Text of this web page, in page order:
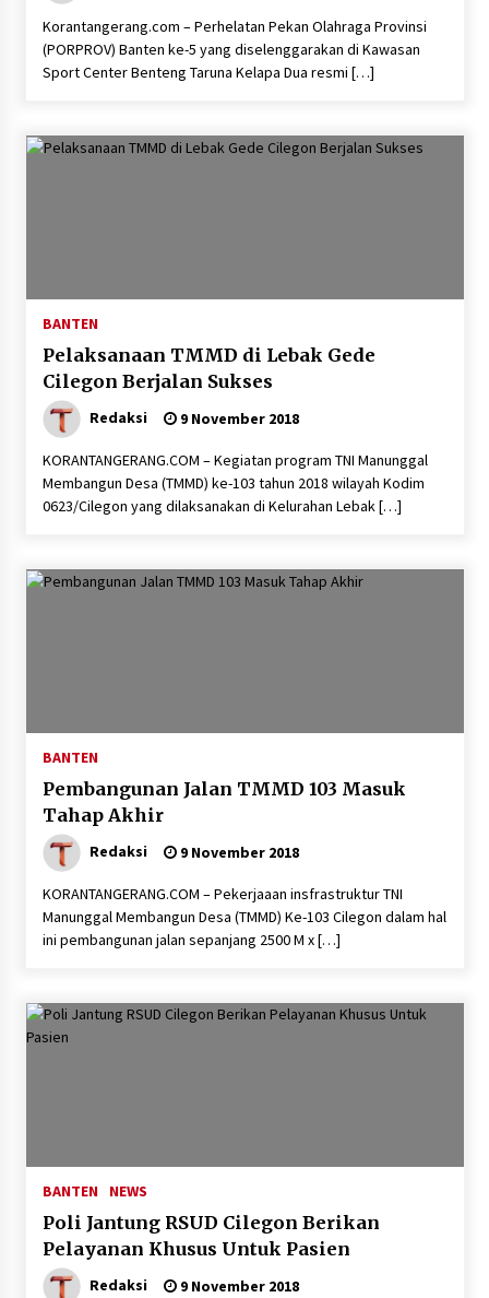
Korantangerang.com – Perhelatan Pekan Olahraga Provinsi
(PORPROV) Banten ke-5 yang diselenggarakan di Kawasan
Sport Center Benteng Taruna Kelapa Dua resmi […]
BANTEN
Pelaksanaan TMMD di Lebak Gede
Cilegon Berjalan Sukses
Redaksi 9 November 2018
KORANTANGERANG.COM – Kegiatan program TNI Manunggal
Membangun Desa (TMMD) ke-103 tahun 2018 wilayah Kodim
0623/Cilegon yang dilaksanakan di Kelurahan Lebak […]
BANTEN
Pembangunan Jalan TMMD 103 Masuk
Tahap Akhir
Redaksi 9 November 2018
KORANTANGERANG.COM – Pekerjaaan insfrastruktur TNI
Manunggal Membangun Desa (TMMD) Ke-103 Cilegon dalam hal
ini pembangunan jalan sepanjang 2500 M x […]
BANTEN NEWS
Poli Jantung RSUD Cilegon Berikan
Pelayanan Khusus Untuk Pasien
Redaksi 9 November 2018